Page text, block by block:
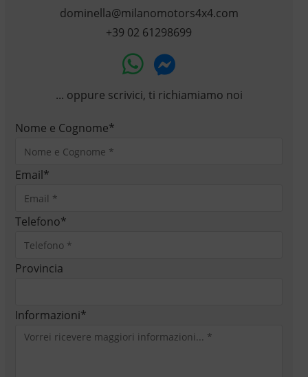
dominella@milanomotors4x4.com
+39 02 61298699
... oppure scrivici, ti richiamiamo noi
Nome e Cognome*
Email*
Telefono*
Provincia
Informazioni*